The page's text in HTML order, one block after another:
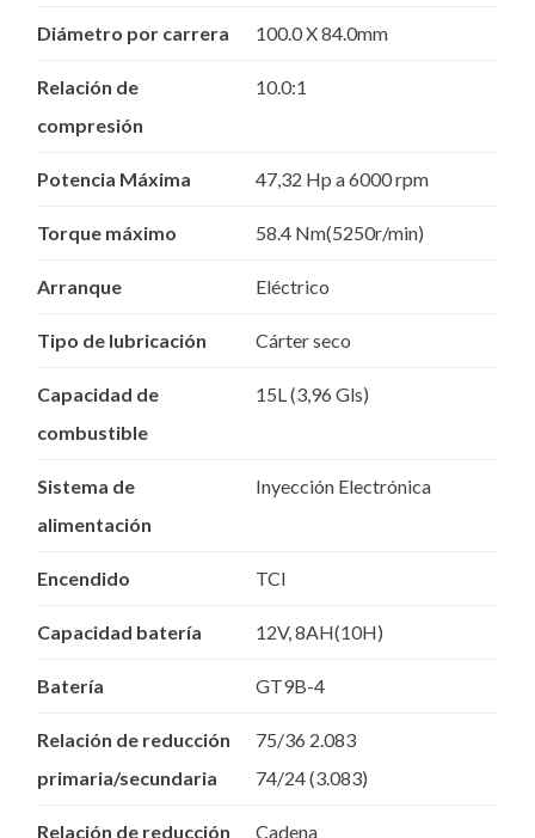
Diámetro por carrera 100.0 X 84.0mm
Relación de
compresión
10.0:1
Potencia Máxima 47,32 Hp a 6000 rpm
Torque máximo 58.4 Nm(5250r/min)
Arranque Eléctrico
Tipo de lubricación Cárter seco
Capacidad de
combustible
15L (3,96 Gls)
Sistema de
alimentación
Inyección Electrónica
Encendido TCI
Capacidad batería 12V, 8AH(10H)
Batería GT9B-4
Relación de reducción
primaria/secundaria
75/36 2.083
74/24 (3.083)
Relación de reducción Cadena